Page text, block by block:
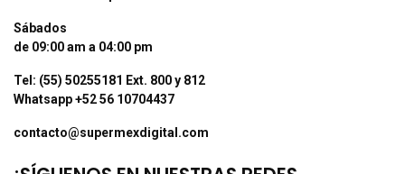
Sábados
de 09:00 am a 04:00 pm
Tel: (55) 50255181 Ext. 800 y 812
Whatsapp +52 56 10704437
contacto@supermexdigital.com